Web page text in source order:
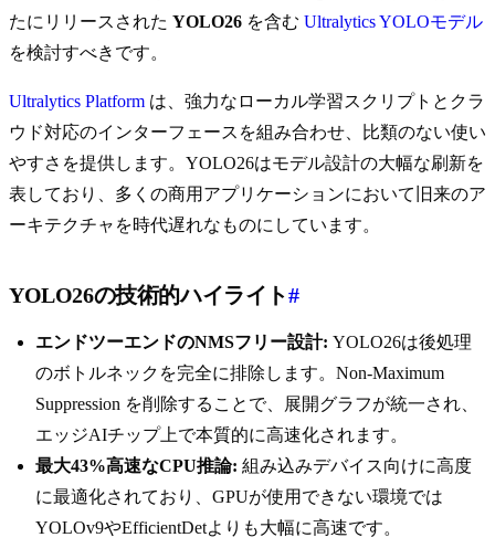
たにリリースされた YOLO26 を含む Ultralytics YOLOモデル
を検討すべきです。
Ultralytics Platform は、強力なローカル学習スクリプトとクラ
ウド対応のインターフェースを組み合わせ、比類のない使い
やすさを提供します。YOLO26はモデル設計の大幅な刷新を
表しており、多くの商用アプリケーションにおいて旧来のア
ーキテクチャを時代遅れなものにしています。
YOLO26の技術的ハイライト#
エンドツーエンドのNMSフリー設計: YOLO26は後処理
のボトルネックを完全に排除します。Non-Maximum
Suppression を削除することで、展開グラフが統一され、
エッジAIチップ上で本質的に高速化されます。
最大43%高速なCPU推論: 組み込みデバイス向けに高度
に最適化されており、GPUが使用できない環境では
YOLOv9やEfficientDetよりも大幅に高速です。